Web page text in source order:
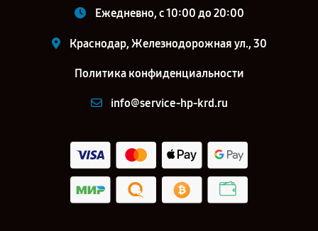
Ежедневно, с 10:00 до 20:00
Краснодар, Железнодорожная ул., 30
Политика конфиденциальности
info@service-hp-krd.ru